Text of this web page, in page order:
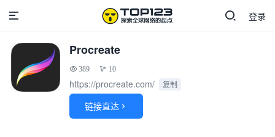
登录
Procreate
389 10
https://procreate.com/ 复制
链接直达 